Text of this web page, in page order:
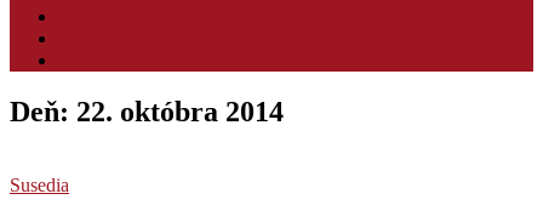
Deň: 22. októbra 2014
Susedia